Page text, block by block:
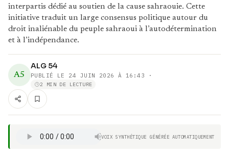
interpartis dédié au soutien de la cause sahraouie. Cette
initiative traduit un large consensus politique autour du
droit inaliénable du peuple sahraoui à l’autodétermination
et à l’indépendance.
A5
ALG 54
PUBLIÉ LE 24 JUIN 2026 À 16:43 ·
2 MIN DE LECTURE
VOIX SYNTHÉTIQUE GÉNÉRÉE AUTOMATIQUEMENT